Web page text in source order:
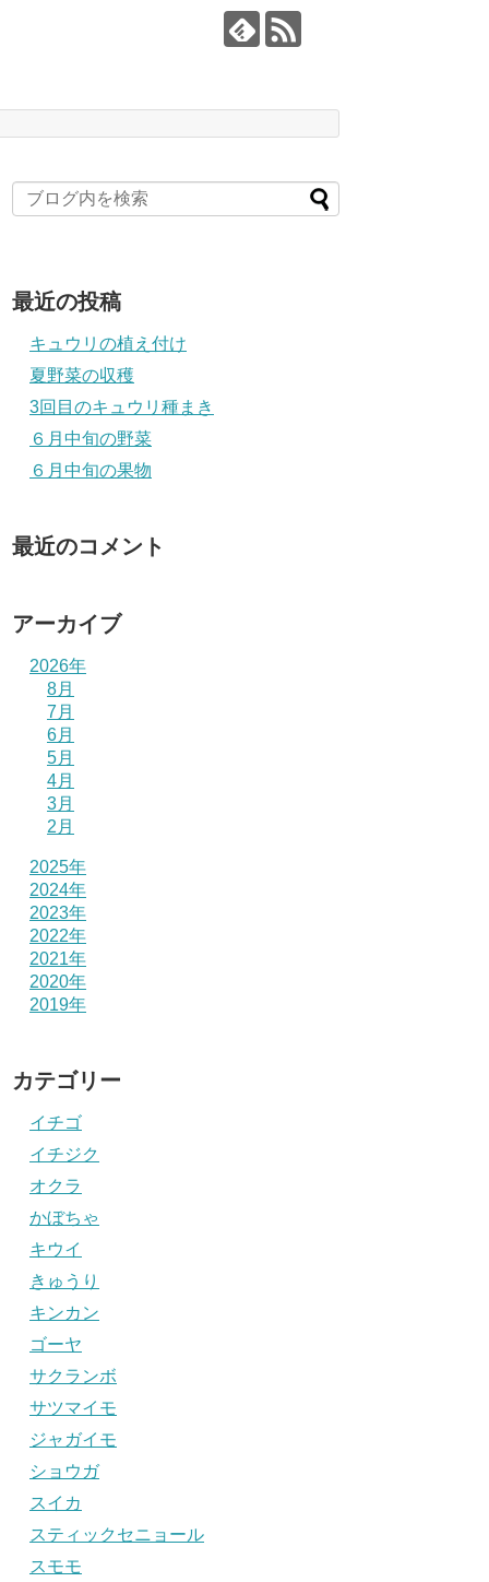
最近の投稿
キュウリの植え付け
夏野菜の収穫
3回目のキュウリ種まき
６月中旬の野菜
６月中旬の果物
最近のコメント
アーカイブ
2026年
8月
7月
6月
5月
4月
3月
2月
2025年
2024年
2023年
2022年
2021年
2020年
2019年
カテゴリー
イチゴ
イチジク
オクラ
かぼちゃ
キウイ
きゅうり
キンカン
ゴーヤ
サクランボ
サツマイモ
ジャガイモ
ショウガ
スイカ
スティックセニョール
スモモ